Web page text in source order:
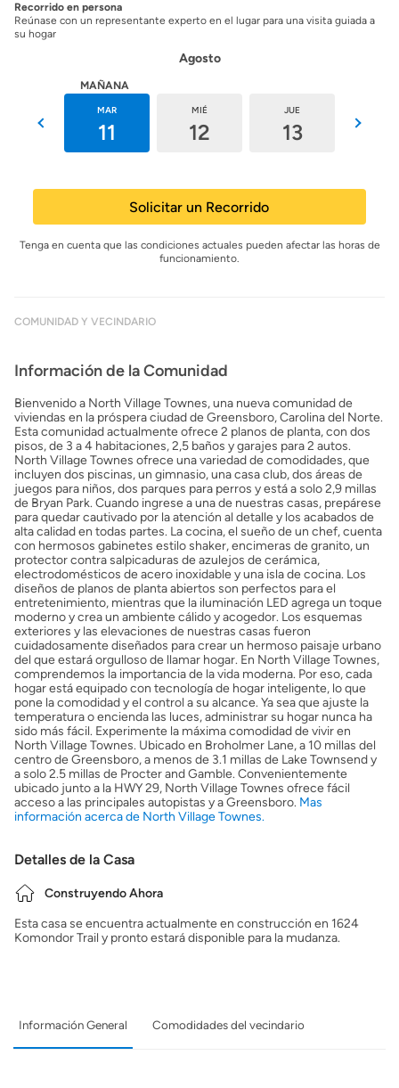
Recorrido en persona
Reúnase con un representante experto en el lugar para una visita guiada a
su hogar
Agosto
MAÑANA
MAR
11
MIÉ
12
JUE
13
Solicitar un Recorrido
Tenga en cuenta que las condiciones actuales pueden afectar las horas de
funcionamiento.
COMUNIDAD Y VECINDARIO
Información de la Comunidad
Bienvenido a North Village Townes, una nueva comunidad de
viviendas en la próspera ciudad de Greensboro, Carolina del Norte.
Esta comunidad actualmente ofrece 2 planos de planta, con dos
pisos, de 3 a 4 habitaciones, 2,5 baños y garajes para 2 autos.
North Village Townes ofrece una variedad de comodidades, que
incluyen dos piscinas, un gimnasio, una casa club, dos áreas de
juegos para niños, dos parques para perros y está a solo 2,9 millas
de Bryan Park. Cuando ingrese a una de nuestras casas, prepárese
para quedar cautivado por la atención al detalle y los acabados de
alta calidad en todas partes. La cocina, el sueño de un chef, cuenta
con hermosos gabinetes estilo shaker, encimeras de granito, un
protector contra salpicaduras de azulejos de cerámica,
electrodomésticos de acero inoxidable y una isla de cocina. Los
diseños de planos de planta abiertos son perfectos para el
entretenimiento, mientras que la iluminación LED agrega un toque
moderno y crea un ambiente cálido y acogedor. Los esquemas
exteriores y las elevaciones de nuestras casas fueron
cuidadosamente diseñados para crear un hermoso paisaje urbano
del que estará orgulloso de llamar hogar. En North Village Townes,
comprendemos la importancia de la vida moderna. Por eso, cada
hogar está equipado con tecnología de hogar inteligente, lo que
pone la comodidad y el control a su alcance. Ya sea que ajuste la
temperatura o encienda las luces, administrar su hogar nunca ha
sido más fácil. Experimente la máxima comodidad de vivir en
North Village Townes. Ubicado en Broholmer Lane, a 10 millas del
centro de Greensboro, a menos de 3.1 millas de Lake Townsend y
a solo 2.5 millas de Procter and Gamble. Convenientemente
ubicado junto a la HWY 29, North Village Townes ofrece fácil
acceso a las principales autopistas y a Greensboro. Mas
información acerca de North Village Townes.
Detalles de la Casa
Construyendo Ahora
Esta casa se encuentra actualmente en construcción en 1624
Komondor Trail y pronto estará disponible para la mudanza.
Información General Comodidades del vecindario